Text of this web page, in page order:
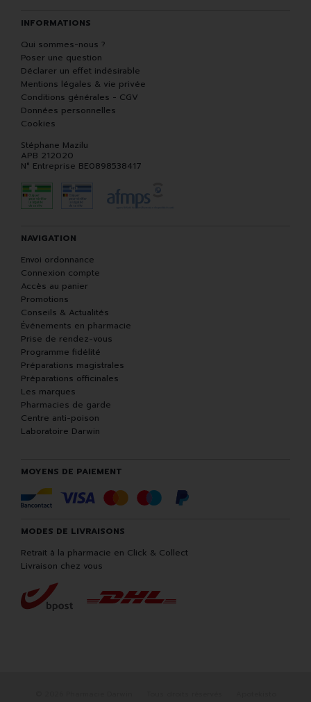
INFORMATIONS
Qui sommes-nous ?
Poser une question
Déclarer un effet indésirable
Mentions légales & vie privée
Conditions générales - CGV
Données personnelles
Cookies
Stéphane Mazilu
APB 212020
N° Entreprise BE0898538417
NAVIGATION
Envoi ordonnance
Connexion compte
Accès au panier
Promotions
Conseils & Actualités
Événements en pharmacie
Prise de rendez-vous
Programme fidélité
Préparations magistrales
Préparations officinales
Les marques
Pharmacies de garde
Centre anti-poison
Laboratoire Darwin
MOYENS DE PAIEMENT
MODES DE LIVRAISONS
Retrait à la pharmacie en Click & Collect
Livraison chez vous